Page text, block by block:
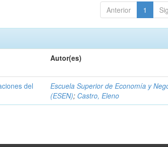
Anterior 1
Autor(es)
del
Escuela Superior de Economía y
(ESEN); Castro, Eleno